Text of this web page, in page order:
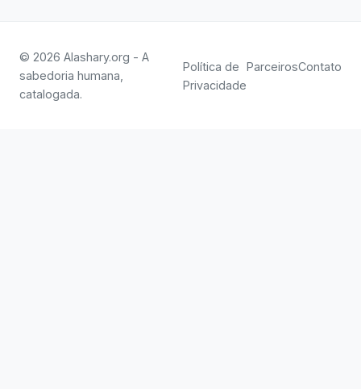
© 2026 Alashary.org - A
sabedoria humana,
catalogada.
Política de
Privacidade
ParceirosContato